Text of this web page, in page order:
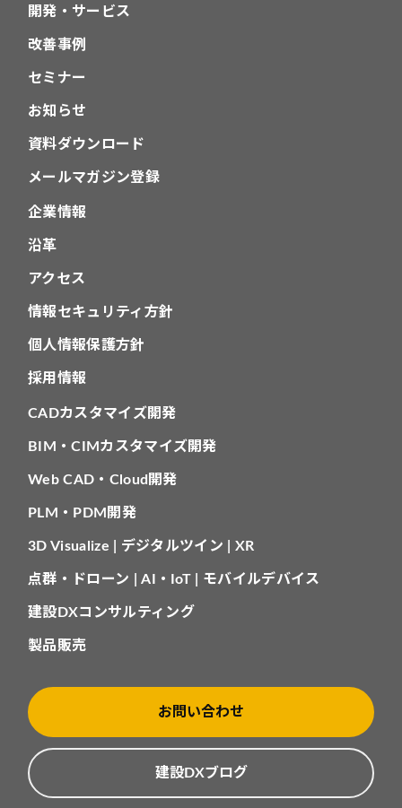
開発・サービス
改善事例
セミナー
お知らせ
資料ダウンロード
メールマガジン登録
企業情報
沿革
アクセス
情報セキュリティ方針
個人情報保護方針
採用情報
CADカスタマイズ開発
BIM・CIMカスタマイズ開発
Web CAD・Cloud開発
PLM・PDM開発
3D Visualize | デジタルツイン | XR
点群・ドローン | AI・IoT | モバイルデバイス
建設DXコンサルティング
製品販売
お問い合わせ
建設DXブログ